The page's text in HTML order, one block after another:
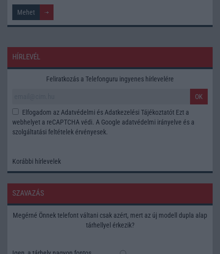
HÍRLEVÉL
Feliratkozás a Telefonguru ingyenes hírlevelére
OK
Elfogadom az Adatvédelmi és Adatkezelési Tájékoztatót Ezt a
webhelyet a reCAPTCHA védi. A Google adatvédelmi irányelve és a
szolgáltatási feltételek érvényesek.
Korábbi hírlevelek
SZAVAZÁS
Megérné Önnek telefont váltani csak azért, mert az új modell dupla alap
tárhellyel érkezik?